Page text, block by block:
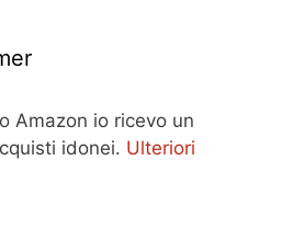
Amazon io ricevo un
idonei. Ulteriori